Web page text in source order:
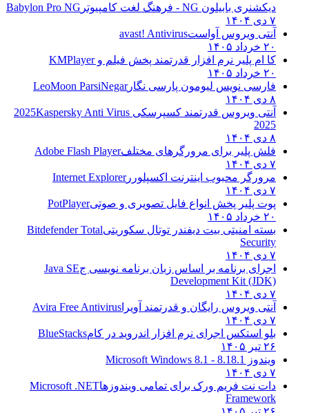
دیکشنری بابیلون NG - فرهنگ لغت کامپیوتر
Babylon Pro NG
۷ دی ۱۴۰۴
آنتی ویروس آواستavast! Antivirus
۲۰ خرداد ۱۴۰۵
کا ام پلیر نرم افزار قدرتمند پخش فیلم وKMPlayer
۲۰ خرداد ۱۴۰۵
فارسی نویس لیومون پارسی نگارLeoMoon ParsiNegar
۸ دی ۱۴۰۴
آنتی ویروس قدرتمند کسپرسکی 2025 Kaspersky Anti Virus
2025
۸ دی ۱۴۰۴
فلش پلیر برای مرورگرهای مختلفAdobe Flash Player
۷ دی ۱۴۰۴
مرورگر محبوب اینترنت اکسپلوررInternet Explorer
۷ دی ۱۴۰۴
پوت پلیر پخش انواع فایل تصویری و صوتیPotPlayer
۲۰ خرداد ۱۴۰۵
بسته امنیتی بیت دیفندر توتال سکوریتیBitdefender Total
Security
۷ دی ۱۴۰۴
اجرای برنامه بر اساس زبان برنامه نویسی جJava SE
Development Kit (JDK)
۷ دی ۱۴۰۴
آنتی ویروس رایگان و قدرتمند آویرا Avira Free Antivirus
۷ دی ۱۴۰۴
بلو استکس اجرای نرم افزار اندروید در کامBlueStacks
۲۶ تیر ۱۴۰۵
ویندوز 8.1
8.1 - Microsoft Windows 8.1
۷ دی ۱۴۰۴
دات نت فریم ورک برای تمامی ویندوزهاMicrosoft .NET
Framework